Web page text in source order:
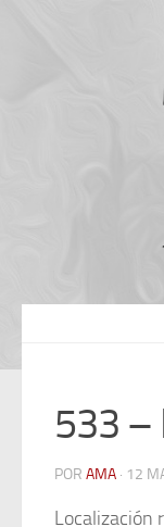
533 –
POR AMA · 12
Localización